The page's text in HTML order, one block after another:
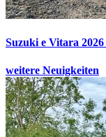
Suzuki e Vitara 2026
weitere Neuigkeiten